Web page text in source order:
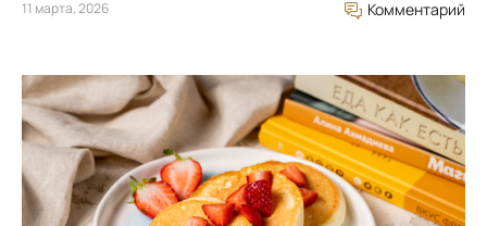
11 марта, 2026 Комментарий